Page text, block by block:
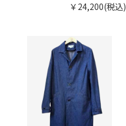
￥24,200(税込)